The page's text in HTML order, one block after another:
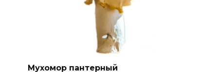
Мухомор пантерный